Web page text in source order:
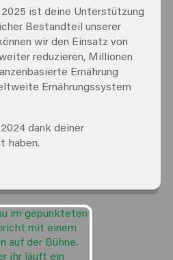
ist deine Unterstützung
Bestandteil unserer
wir den Einsatz von
reduzieren, Millionen
Ernährung
Ernährungssystem
dank deiner
haben.